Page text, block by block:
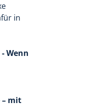
in
Wenn
– mit